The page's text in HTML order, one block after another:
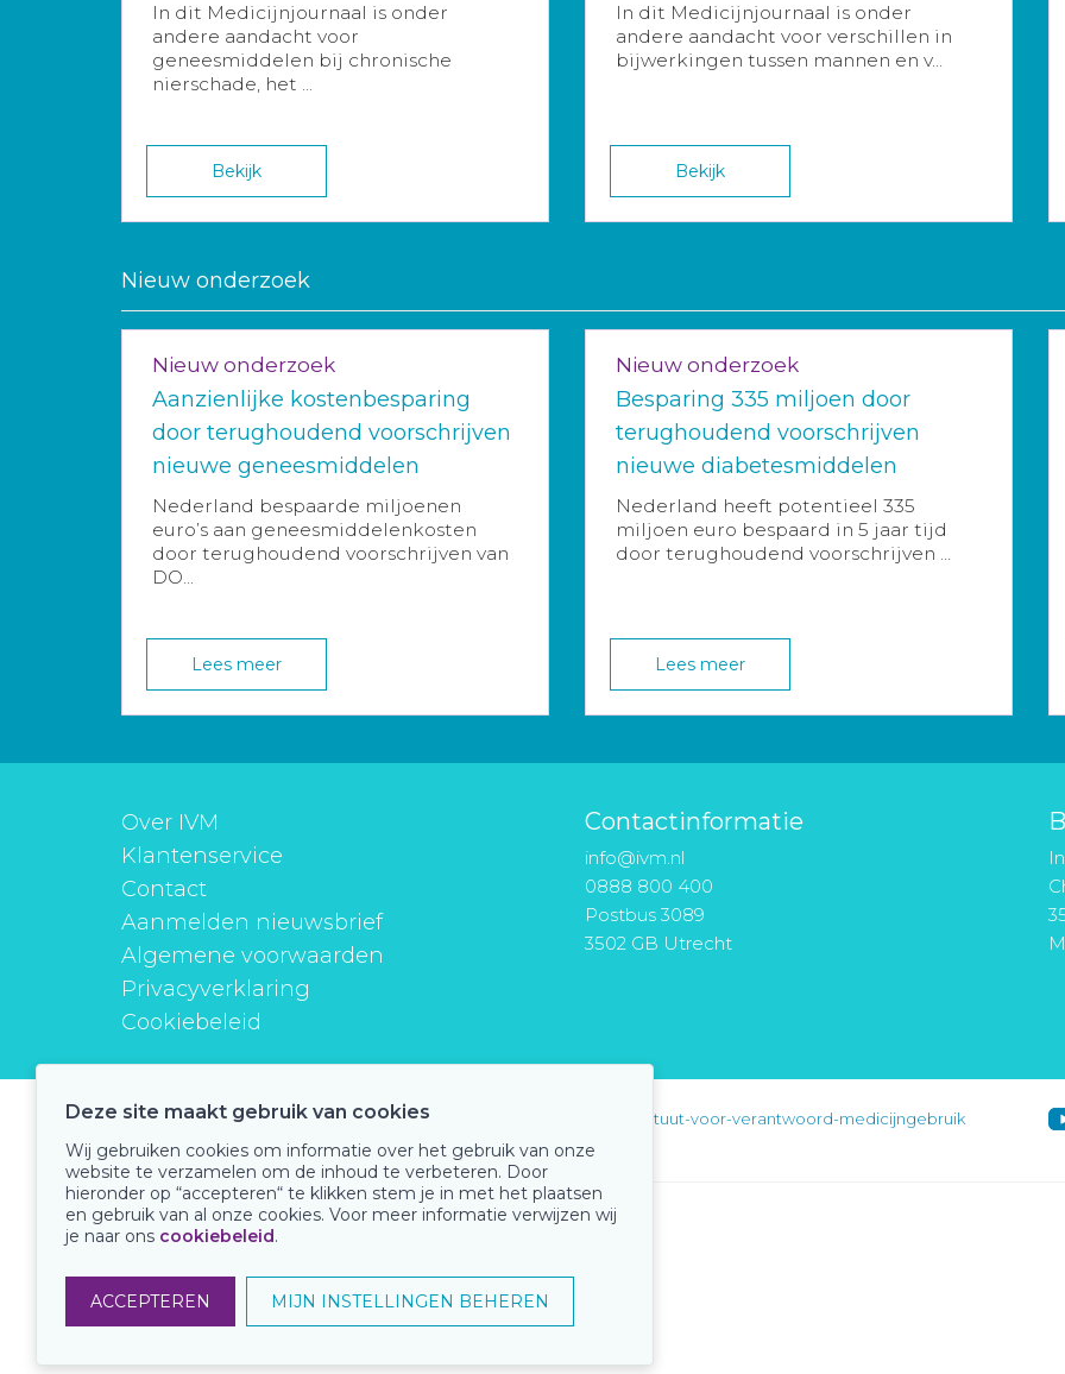
In dit Medicijnjournaal is onder
andere aandacht voor
geneesmiddelen bij chronische
nierschade, het ...
Bekijk
In dit Medicijnjournaal is onder
andere aandacht voor verschillen in
bijwerkingen tussen mannen en v...
Bekijk
Nieuw onderzoek
Nieuw onderzoek
Aanzienlijke kostenbesparing
door terughoudend voorschrijven
nieuwe geneesmiddelen
Nederland bespaarde miljoenen
euro’s aan geneesmiddelenkosten
door terughoudend voorschrijven van
DO...
Lees meer
Nieuw onderzoek
Besparing 335 miljoen door
terughoudend voorschrijven
nieuwe diabetesmiddelen
Nederland heeft potentieel 335
miljoen euro bespaard in 5 jaar tijd
door terughoudend voorschrijven ...
Lees meer
Over IVM
Klantenservice
Contact
Aanmelden nieuwsbrief
Algemene voorwaarden
Privacyverklaring
Cookiebeleid
Contactinformatie
info@ivm.nl
0888 800 400
Postbus 3089
3502 GB Utrecht
instituutverantwoordmedicijngebruik instituut-voor-verantwoord-medicijngebruik
Onze keurmerken
Deze site maakt gebruik van cookies
Wij gebruiken cookies om informatie over het gebruik van onze
website te verzamelen om de inhoud te verbeteren. Door
hieronder op “accepteren“ te klikken stem je in met het plaatsen
en gebruik van al onze cookies. Voor meer informatie verwijzen wij
je naar ons cookiebeleid.
ACCEPTEREN MIJN INSTELLINGEN BEHEREN